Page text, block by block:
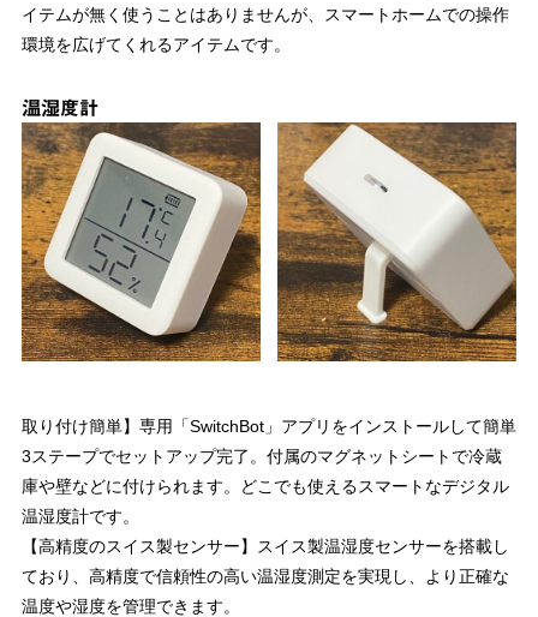
イテムが無く使うことはありませんが、スマートホームでの操作
環境を広げてくれるアイテムです。
温湿度計
取り付け簡単】専用「SwitchBot」アプリをインストールして簡単
3ステープでセットアップ完了。付属のマグネットシートで冷蔵
庫や壁などに付けられます。どこでも使えるスマートなデジタル
温湿度計です。
【高精度のスイス製センサー】スイス製温湿度センサーを搭載し
ており、高精度で信頼性の高い温湿度測定を実現し、より正確な
温度や湿度を管理できます。